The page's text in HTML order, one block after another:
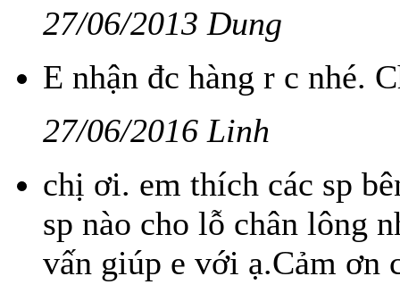
27/06/2013 Dung
E nhận đc hàng r c nhé.
27/06/2016 Linh
chị ơi. em thích các sp
sp nào cho lỗ chân lông
vấn giúp e với ạ.Cảm ơn